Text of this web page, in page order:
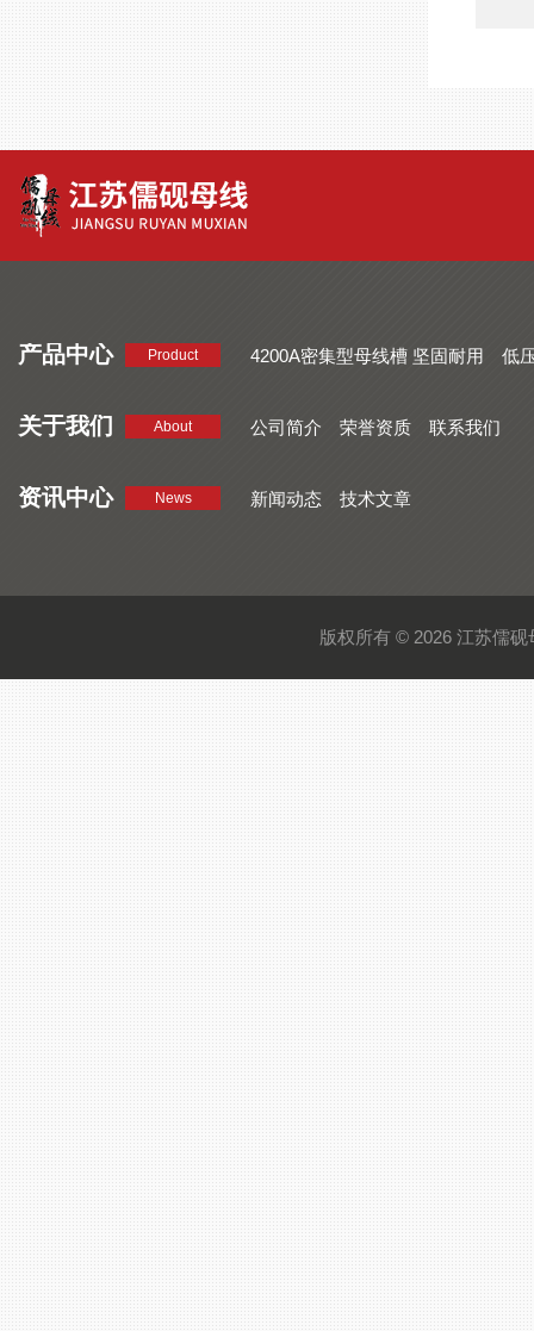
产品中心 Product 4200A密集型母线槽 坚固耐用
低
关于我们 About 公司简介 荣誉资质 联系我们
资讯中心 News 新闻动态 技术文章
版权所有 © 2026 江苏儒